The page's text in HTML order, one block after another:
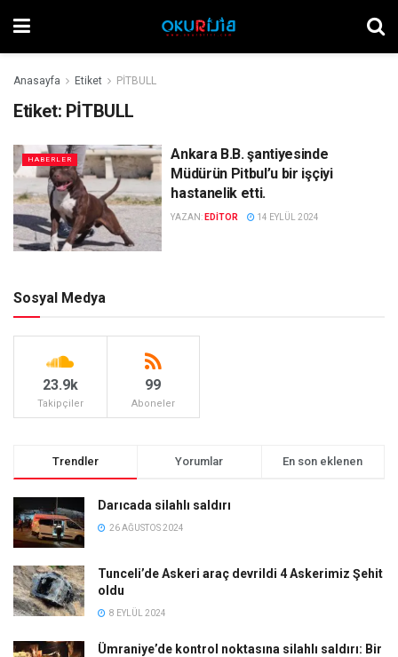
Anasayfa Etiket PİTBULL
Etiket: PİTBULL
HABERLER
Ankara B.B. şantiyesinde
Müdürün Pitbul’u bir işçiyi
hastanelik etti.
YAZAN: EDITOR 14 EYLÜL 2024
Sosyal Medya
23.9k
Takipçiler
99
Aboneler
Trendler Yorumlar En son eklenen
Darıcada silahlı saldırı
26 AĞUSTOS 2024
Tunceli’de Askeri araç devrildi 4 Askerimiz Şehit
oldu
8 EYLÜL 2024
Ümraniye’de kontrol noktasına silahlı saldırı: Bir